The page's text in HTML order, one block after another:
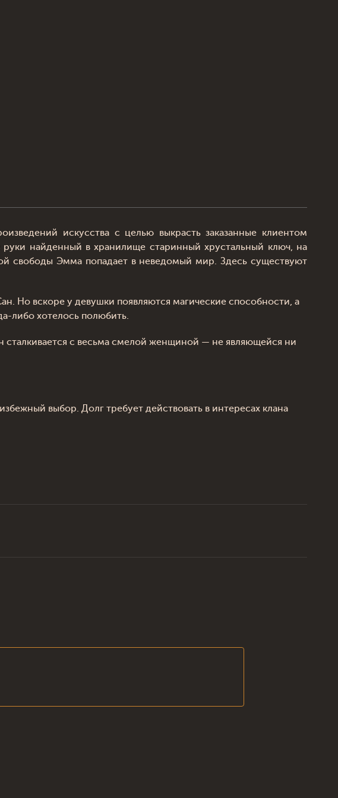
искусства с целью выкрасть заказанные клиентом
найденный в хранилище старинный хрустальный ключ, на
свободы Эмма попадает в неведомый мир. Здесь существуют
Но вскоре у девушки появляются магические способности, а
либо хотелось полюбить.
сталкивается с весьма смелой женщиной — не являющейся ни
выбор. Долг требует действовать в интересах клана